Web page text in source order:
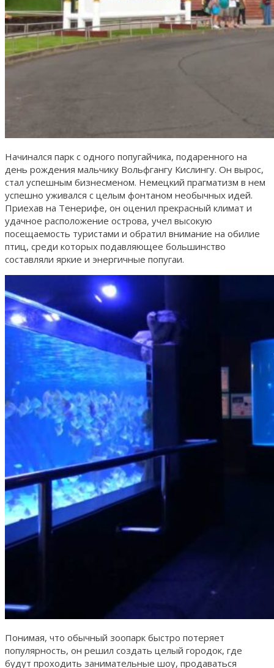
Начинался парк с одного попугайчика, подаренного на
день рождения мальчику Вольфгангу Кислингу. Он вырос,
стал успешным бизнесменом. Немецкий прагматизм в нем
успешно уживался с целым фонтаном необычных идей.
Приехав на Тенерифе, он оценил прекрасный климат и
удачное расположение острова, учел высокую
посещаемость туристами и обратил внимание на обилие
птиц, среди которых подавляющее большинство
составляли яркие и энергичные попугаи.
Понимая, что обычный зоопарк быстро потеряет
популярность, он решил создать целый городок, где
будут проходить занимательные шоу, продаваться